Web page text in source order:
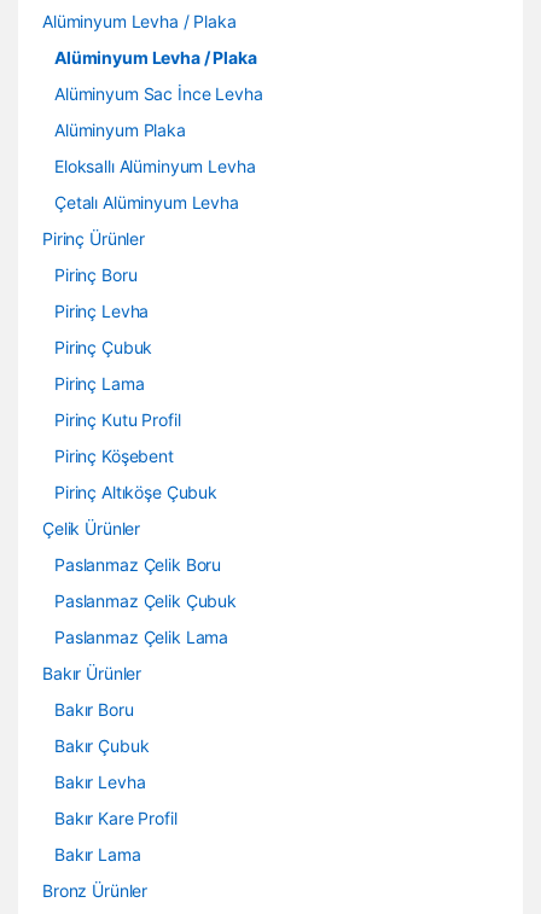
Alüminyum Levha / Plaka
Alüminyum Levha / Plaka
Alüminyum Sac İnce Levha
Alüminyum Plaka
Eloksallı Alüminyum Levha
Çetalı Alüminyum Levha
Pirinç Ürünler
Pirinç Boru
Pirinç Levha
Pirinç Çubuk
Pirinç Lama
Pirinç Kutu Profil
Pirinç Köşebent
Pirinç Altıköşe Çubuk
Çelik Ürünler
Paslanmaz Çelik Boru
Paslanmaz Çelik Çubuk
Paslanmaz Çelik Lama
Bakır Ürünler
Bakır Boru
Bakır Çubuk
Bakır Levha
Bakır Kare Profil
Bakır Lama
Bronz Ürünler